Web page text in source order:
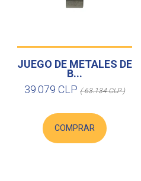
JUEGO DE METALES DE
B...
39.079 CLP ( 63.134 CLP )
COMPRAR